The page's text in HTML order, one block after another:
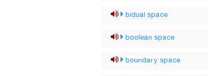
bidual space
boolean space
boundary space